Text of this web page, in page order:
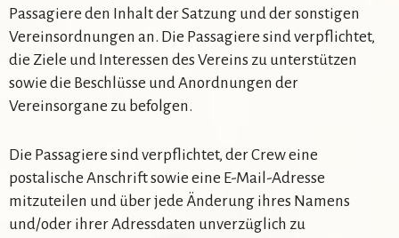
Passagiere den Inhalt der Satzung und der sonstigen
Vereinsordnungen an. Die Passagiere sind verpflichtet,
die Ziele und Interessen des Vereins zu unterstützen
sowie die Beschlüsse und Anordnungen der
Vereinsorgane zu befolgen.
Die Passagiere sind verpflichtet, der Crew eine
postalische Anschrift sowie eine E-Mail-Adresse
mitzuteilen und über jede Änderung ihres Namens
und/oder ihrer Adressdaten unverzüglich zu